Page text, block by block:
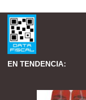
EN TENDENCIA: